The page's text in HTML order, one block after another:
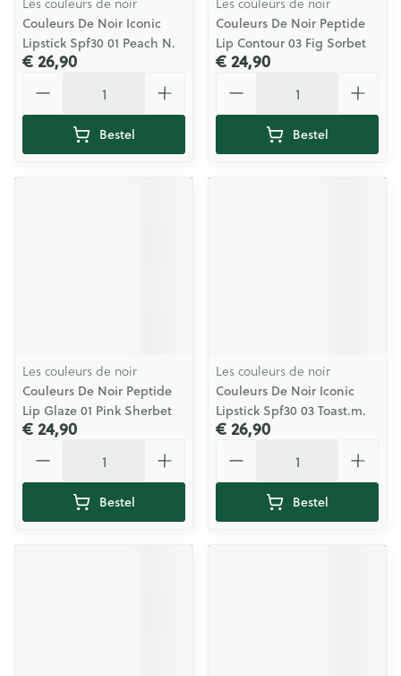
Couleurs De Noir Iconic
Lipstick Spf30 01 Peach N.
€ 26,90
Bestel
Couleurs De Noir Peptide
Lip Contour 03 Fig Sorbet
€ 24,90
Bestel
Les couleurs de noir
Couleurs De Noir Peptide
Lip Glaze 01 Pink Sherbet
€ 24,90
Bestel
Les couleurs de noir
Couleurs De Noir Iconic
Lipstick Spf30 03 Toast.m.
€ 26,90
Bestel